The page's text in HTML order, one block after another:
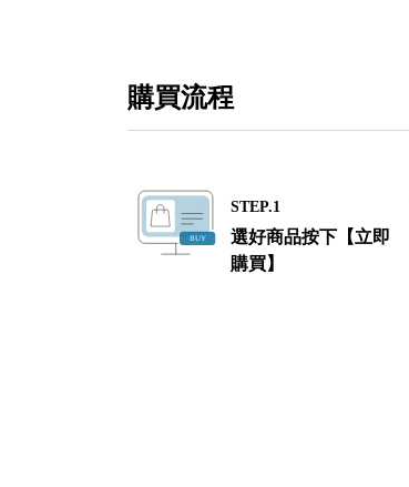
購買流程
STEP.1
選好商品按下【立即
購買】